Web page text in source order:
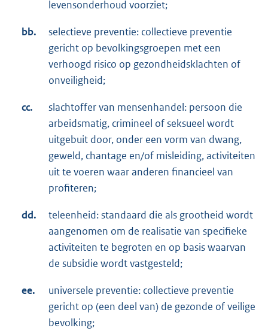
levensonderhoud voorziet;
bb.
selectieve preventie: collectieve preventie
gericht op bevolkingsgroepen met een
verhoogd risico op gezondheidsklachten of
onveiligheid;
cc.
slachtoffer van mensenhandel: persoon die
arbeidsmatig, crimineel of seksueel wordt
uitgebuit door, onder een vorm van dwang,
geweld, chantage en/of misleiding, activiteiten
uit te voeren waar anderen financieel van
profiteren;
dd.
teleenheid: standaard die als grootheid wordt
aangenomen om de realisatie van specifieke
activiteiten te begroten en op basis waarvan
de subsidie wordt vastgesteld;
ee.
universele preventie: collectieve preventie
gericht op (een deel van) de gezonde of veilige
bevolking;